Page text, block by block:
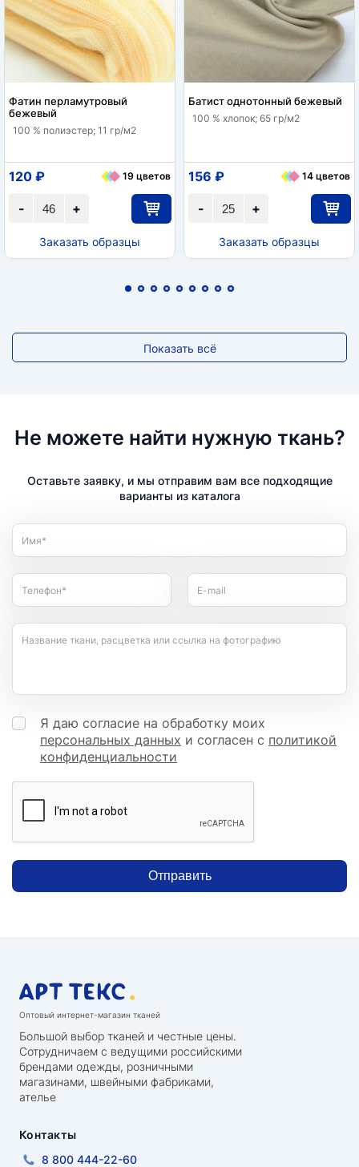
Фатин перламутровый
бежевый
100 % полиэстер; 11 гр/м2
+
-
120 ₽ 19 цветов
Заказать образцы
Батист однотонный бежевый
100 % хлопок; 65 гр/м2
+
-
156 ₽ 14 цветов
Заказать образцы
Показать всё
Не можете найти нужную ткань?
Оставьте заявку, и мы отправим вам все подходящие
варианты из каталога
Имя*
Телефон* E-mail
Название ткани, расцветка или ссылка на фотографию
Я даю согласие на обработку моих
персональных данных и согласен с политикой
конфиденциальности
Отправить
Оптовый интернет-магазин тканей
Большой выбор тканей и честные цены.
Сотрудничаем с ведущими российскими
брендами одежды, розничными
магазинами, швейными фабриками,
ателье
Контакты
8 800 444-22-60